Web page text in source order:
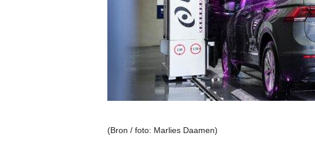
(Bron / foto: Marlies Daamen)